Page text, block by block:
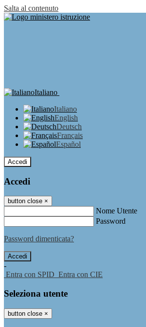
Salta al contenuto
Italiano
Italiano
English
Deutsch
Français
Español
Accedi
Accedi
button close ×
Nome Utente
Password
Password dimenticata?
-
Entra con SPID Entra con CIE
Seleziona utente
button close ×